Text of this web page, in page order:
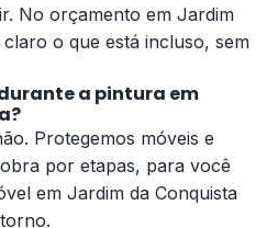
No orçamento em Jardim
o que está incluso, sem
a pintura em
Protegemos móveis e
por etapas, para você
em Jardim da Conquista